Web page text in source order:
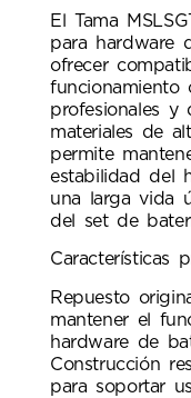
El Tama
para hardware
ofrecer
funcionamiento
profesionales y
materiales de
permite
estabilidad del
una larga vida
del set de
Características
Repuesto
mantener el
hardware de
Construcción
para soportar